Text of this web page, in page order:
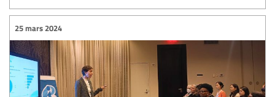
25 mars 2024